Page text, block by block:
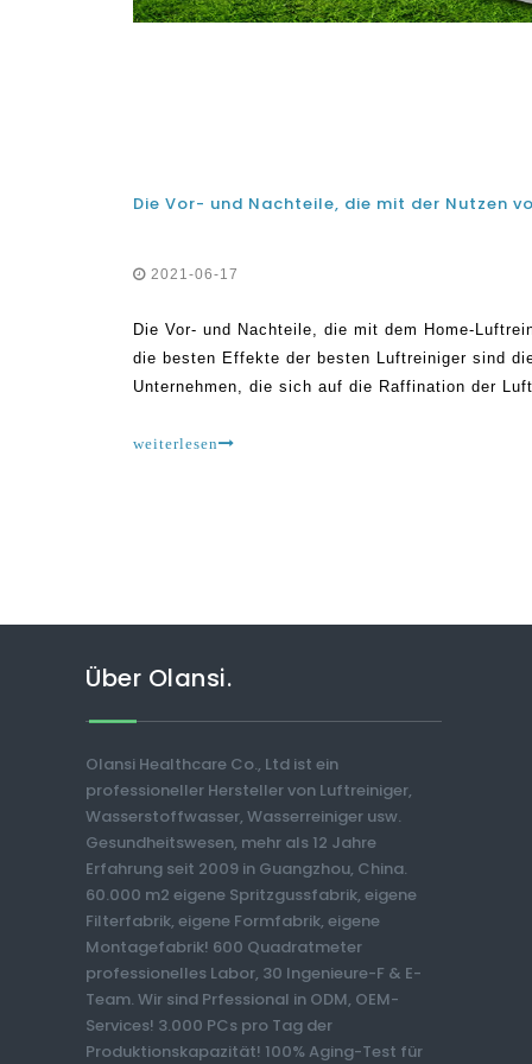
2021-06-17
Die Vor- und Nachteile, die mit dem Home-
die besten Effekte der besten Luftreiniger sind
Unternehmen, die sich auf die Raffination der
Technologie und FEA erstellt
weiterlesen
Über Olansi.
Olansi Healthcare Co., Ltd ist ein
professioneller Hersteller von Luftreiniger,
Wasserstoffwasser, Wasserreiniger usw.
Gesundheitswesen, mehr als 12 Jahre
Erfahrung seit 2009 in Guangzhou, China.
60.000 m2 eigene Spritzgussfabrik, eigene
Filterfabrik, eigene Formfabrik, eigene
Montagefabrik! 600 Quadratmeter
professionelles Labor, 30 Ingenieure-F & E-
Team. Wir sind Prfessional in ODM, OEM-
Services! 3.000 PCs pro Tag der
Produktionskapazität! 100% Aging-Test für